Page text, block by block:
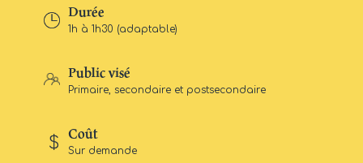
Durée
1h à 1h30 (adaptable)
Public visé
Primaire, secondaire et postsecondaire
Coût
Sur demande